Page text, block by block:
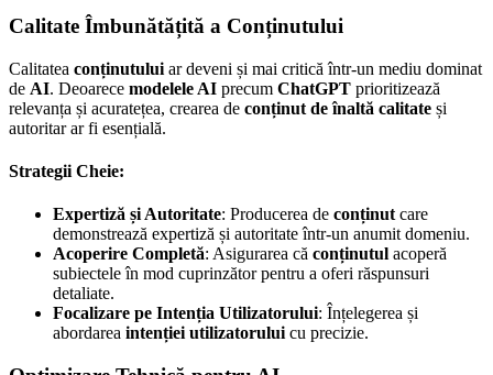
Calitate Îmbunătățită a Conținutului
Calitatea conținutului ar deveni și mai critică într-un mediu dominat
de AI. Deoarece modelele AI precum ChatGPT prioritizează
relevanța și acuratețea, crearea de conținut de înaltă calitate și
autoritar ar fi esențială.
Strategii Cheie:
Expertiză și Autoritate: Producerea de conținutcare
demonstrează expertiză și autoritate într-un anumit domeniu.
Acoperire Completă: Asigurarea că conținutul acoperă
subiectele în mod cuprinzător pentru a oferi răspunsuri
detaliate.
Focalizare pe Intenția Utilizatorului: Înțelegerea și
abordarea intenției utilizatoruluicu precizie.